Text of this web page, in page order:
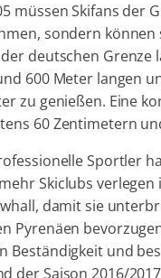
müssen Skifans der
sondern
deutschen Grenze
600 Meter langen
zu genießen. Eine
60 Zentimetern
Sportler
Skiclubs
damit sie
Pyrenäen
Beständigkeit und
der Saison 2016/